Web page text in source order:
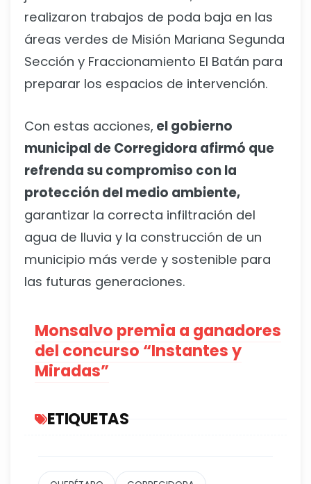
realizaron trabajos de poda baja en las
áreas verdes de Misión Mariana Segunda
Sección y Fraccionamiento El Batán para
preparar los espacios de intervención.
Con estas acciones, el gobierno
municipal de Corregidora afirmó que
refrenda su compromiso con la
protección del medio ambiente,
garantizar la correcta infiltración del
agua de lluvia y la construcción de un
municipio más verde y sostenible para
las futuras generaciones.
Monsalvo premia a ganadores
del concurso “Instantes y
Miradas”
ETIQUETAS